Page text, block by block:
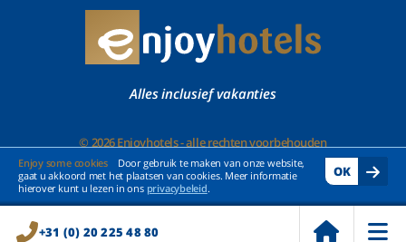
+31 (0) 20 225 48 80
Enjoy some cookies
Door gebruik te maken van onze website,
gaat u akkoord met het plaatsen van cookies. Meer informatie
hierover kunt u lezen in ons privacybeleid.
OK
Alles inclusief vakanties
© 2026 Enjoyhotels - alle rechten voorbehouden